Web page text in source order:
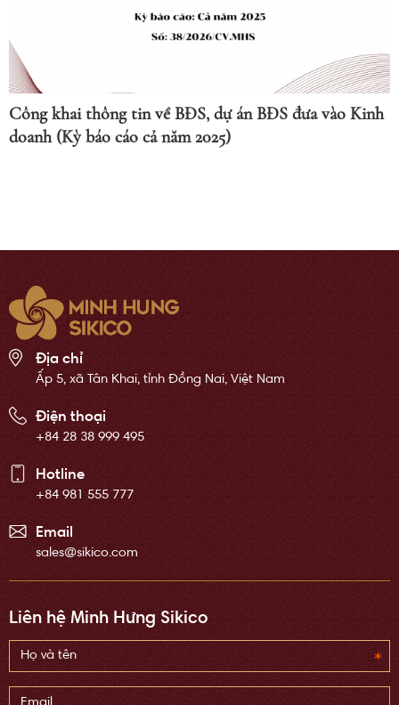
Công khai thông tin về BĐS, dự án BĐS đưa vào Kinh
doanh (Kỳ báo cáo cả năm 2025)
Địa chỉ
Ấp 5, xã Tân Khai, tỉnh Đồng Nai, Việt Nam
Điện thoại
+84 28 38 999 495
Hotline
+84 981 555 777
Email
sales@sikico.com
Liên hệ Minh Hưng Sikico